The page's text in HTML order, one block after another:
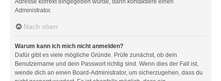
Adresse korrekt eingegeben wurde, dann kontaktiere einen
Administrator.
Nach oben
Warum kann ich mich nicht anmelden?
Dafür gibt es viele mögliche Gründe. Prüfe zunächst, ob dein
Benutzername und dein Passwort richtig sind. Wenn dies der Fall ist,
wende dich an einen Board-Administrator, um sicherzugehen, dass du